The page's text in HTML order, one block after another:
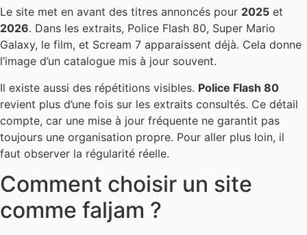
Le site met en avant des titres annoncés pour 2025 et
2026. Dans les extraits, Police Flash 80, Super Mario
Galaxy, le film, et Scream 7 apparaissent déjà. Cela donne
l’image d’un catalogue mis à jour souvent.
Il existe aussi des répétitions visibles. Police Flash 80
revient plus d’une fois sur les extraits consultés. Ce détail
compte, car une mise à jour fréquente ne garantit pas
toujours une organisation propre. Pour aller plus loin, il
faut observer la régularité réelle.
Comment choisir un site
comme faljam ?